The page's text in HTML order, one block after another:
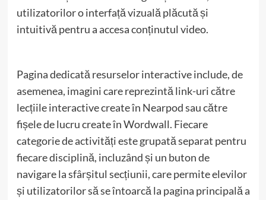
utilizatorilor o interfață vizuală plăcută și
intuitivă pentru a accesa conținutul video.
Pagina dedicată resurselor interactive include, de
asemenea, imagini care reprezintă link-uri către
lecțiile interactive create în Nearpod sau către
fișele de lucru create în Wordwall. Fiecare
categorie de activități este grupată separat pentru
fiecare disciplină, incluzând și un buton de
navigare la sfârșitul secțiunii, care permite elevilor
și utilizatorilor să se întoarcă la pagina principală a